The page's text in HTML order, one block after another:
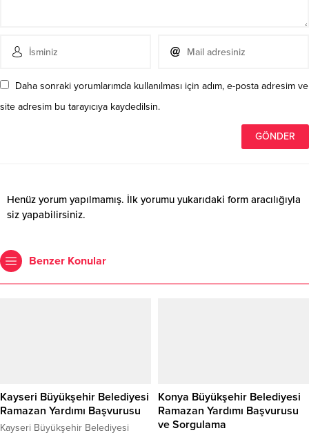
Daha sonraki yorumlarımda kullanılması için adım, e-posta adresim ve
site adresim bu tarayıcıya kaydedilsin.
Henüz yorum yapılmamış. İlk yorumu yukarıdaki form aracılığıyla
siz yapabilirsiniz.
Benzer Konular
Kayseri Büyükşehir Belediyesi
Ramazan Yardımı Başvurusu
Kayseri Büyükşehir Belediyesi
Konya Büyükşehir Belediyesi
Ramazan Yardımı Başvurusu
ve Sorgulama